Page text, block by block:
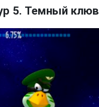
5. Темный клюв